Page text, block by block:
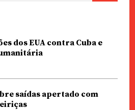
dos EUA contra Cuba e
saídas apertado com